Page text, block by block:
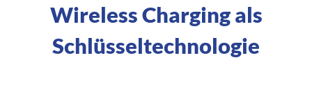
Wireless Charging als
Schlüsseltechnologie